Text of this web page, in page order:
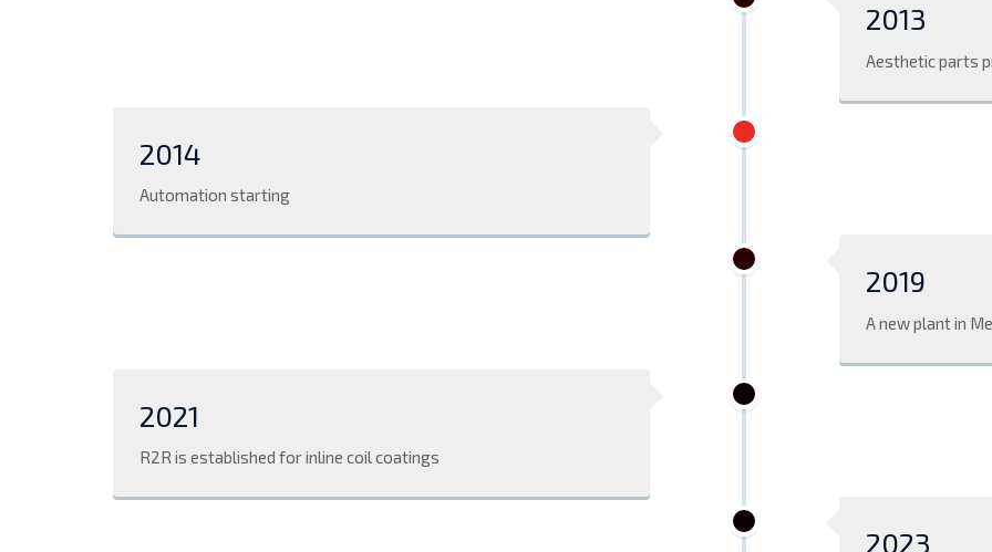
2013
Aesthetic parts
2014
Automation starting
2019
A new plant in
2021
R2R is established for inline coil coatings
2023